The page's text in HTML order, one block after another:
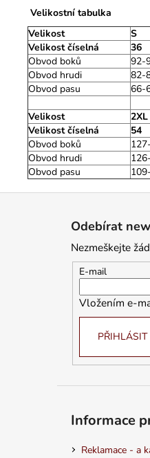
Velikostní tabulka
Velikost
S
Velikost číselná
36
Obvod boků
92-
Obvod hrudi
82-
Obvod pasu
66-
Velikost 2XL
Velikost číselná
54
Obvod boků
Obvod hrudi
Obvod pasu
Odebírat
Nezmeškejte
E-mail
Vložením e-
PŘIHLÁSIT
Informace
Reklamace - a